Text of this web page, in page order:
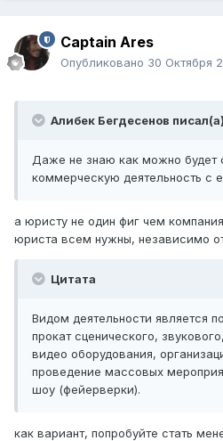
Captain Ares
Опубликовано 30 Октября
Алибек Бегдесенов
Даже не знаю как можно будет
коммерческую деятельность с
а юристу не один фиг чем
юриста всем нужны, независимо
Цитата
Видом деятельности является
прокат сценического,
видео оборудования,
проведение массовых
шоу (фейерверки).
как вариант, попробуйте стать